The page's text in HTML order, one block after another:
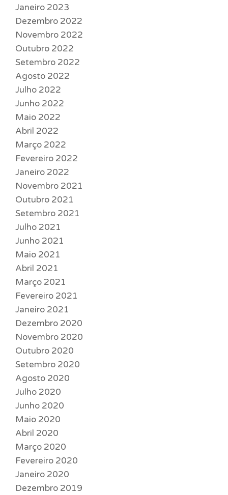
Janeiro 2023
Dezembro 2022
Novembro 2022
Outubro 2022
Setembro 2022
Agosto 2022
Julho 2022
Junho 2022
Maio 2022
Abril 2022
Março 2022
Fevereiro 2022
Janeiro 2022
Novembro 2021
Outubro 2021
Setembro 2021
Julho 2021
Junho 2021
Maio 2021
Abril 2021
Março 2021
Fevereiro 2021
Janeiro 2021
Dezembro 2020
Novembro 2020
Outubro 2020
Setembro 2020
Agosto 2020
Julho 2020
Junho 2020
Maio 2020
Abril 2020
Março 2020
Fevereiro 2020
Janeiro 2020
Dezembro 2019